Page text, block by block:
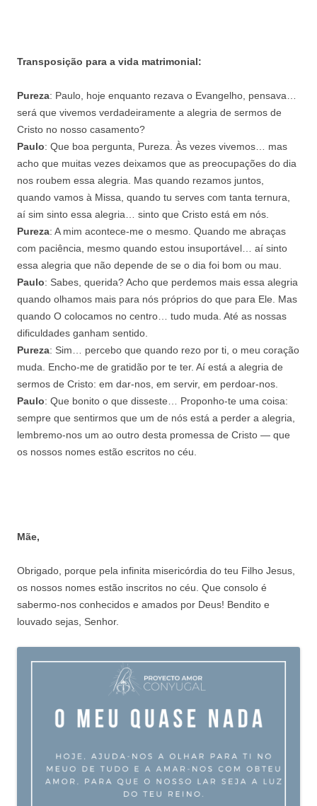
Transposição para a vida matrimonial:
Pureza: Paulo, hoje enquanto rezava o Evangelho, pensava…
será que vivemos verdadeiramente a alegria de sermos de
Cristo no nosso casamento?
Paulo: Que boa pergunta, Pureza. Às vezes vivemos… mas
acho que muitas vezes deixamos que as preocupações do dia
nos roubem essa alegria. Mas quando rezamos juntos,
quando vamos à Missa, quando tu serves com tanta ternura,
aí sim sinto essa alegria… sinto que Cristo está em nós.
Pureza: A mim acontece-me o mesmo. Quando me abraças
com paciência, mesmo quando estou insuportável… aí sinto
essa alegria que não depende de se o dia foi bom ou mau.
Paulo: Sabes, querida? Acho que perdemos mais essa alegria
quando olhamos mais para nós próprios do que para Ele. Mas
quando O colocamos no centro… tudo muda. Até as nossas
dificuldades ganham sentido.
Pureza: Sim… percebo que quando rezo por ti, o meu coração
muda. Encho-me de gratidão por te ter. Aí está a alegria de
sermos de Cristo: em dar-nos, em servir, em perdoar-nos.
Paulo: Que bonito o que disseste… Proponho-te uma coisa:
sempre que sentirmos que um de nós está a perder a alegria,
lembremo-nos um ao outro desta promessa de Cristo — que
os nossos nomes estão escritos no céu.
Mãe,
Obrigado, porque pela infinita misericórdia do teu Filho Jesus,
os nossos nomes estão inscritos no céu. Que consolo é
sabermo-nos conhecidos e amados por Deus! Bendito e
louvado sejas, Senhor.